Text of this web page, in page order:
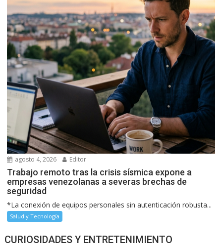
agosto 4, 2026 Editor
Trabajo remoto tras la crisis sísmica expone a
empresas venezolanas a severas brechas de
seguridad
*La conexión de equipos personales sin autenticación robusta...
Salud y Tecnología
CURIOSIDADES Y ENTRETENIMIENTO